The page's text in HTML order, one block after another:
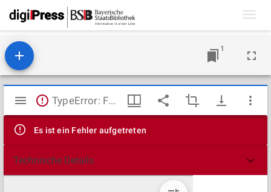
1
Mirador
Viewer
TypeError: Failed to fetch
Es ist ein Fehler aufgetreten
Technische Details